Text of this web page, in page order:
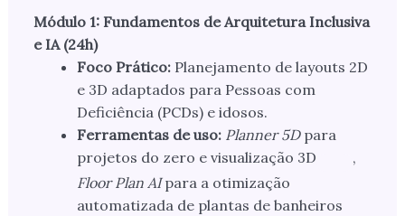
Módulo 1: Fundamentos de Arquitetura Inclusiva
e IA (24h)
Foco Prático:Planejamento de layouts 2D
e 3D adaptados para Pessoas com
Deficiência (PCDs) e idosos.
Ferramentas de uso: Planner 5Dpara
projetos do zero e visualização 3D
,
Floor Plan AIpara a otimização
automatizada de plantas de banheiros